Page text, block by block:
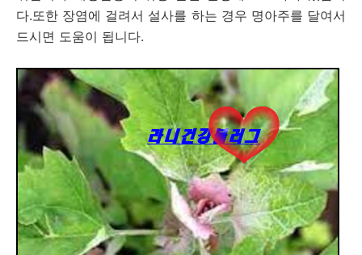
다.또한 장염에 걸려서 설사를 하는 경우 명아주를 달여서
드시면 도움이 됩니다.